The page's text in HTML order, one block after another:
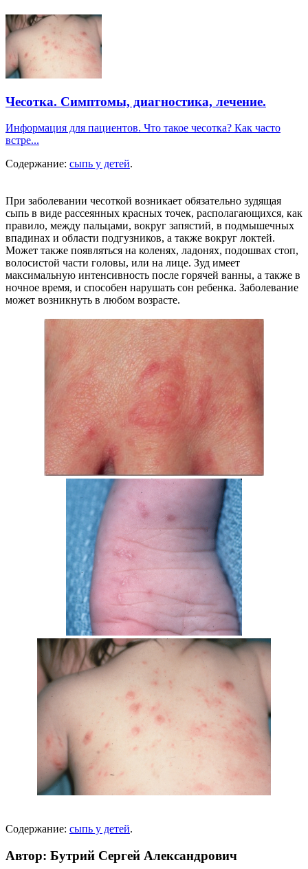
Чесотка. Симптомы, диагностика, лечение.
Информация для пациентов. Что такое чесотка? Как часто
встре...
Содержание: сыпь у детей.
При заболевании чесоткой возникает обязательно зудящая
сыпь в виде рассеянных красных точек, располагающихся, как
правило, между пальцами, вокруг запястий, в подмышечных
впадинах и области подгузников, а также вокруг локтей.
Может также появляться на коленях, ладонях, подошвах стоп,
волосистой части головы, или на лице. Зуд имеет
максимальную интенсивность после горячей ванны, а также в
ночное время, и способен нарушать сон ребенка. Заболевание
может возникнуть в любом возрасте.
Содержание: сыпь у детей.
Автор: Бутрий Сергей Александрович